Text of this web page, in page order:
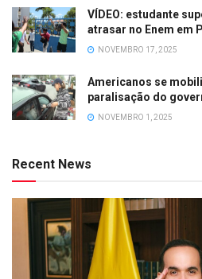
VÍDEO: estudante
atrasar no Enem em
NOVEMBRO 17, 2025
Americanos se
paralisação do
NOVEMBRO 1, 2025
Recent News